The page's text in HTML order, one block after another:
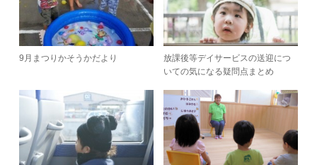
9月まつりかそうかだより
放課後等デイサービスの送迎につ
いての気になる疑問点まとめ